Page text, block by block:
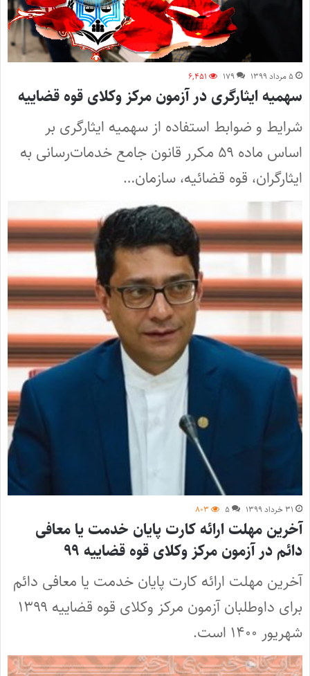
۵ مرداد ۱۳۹۹ ۱۷۹ ۶,۴۵۱
سهمیه ایثارگری در آزمون مرکز وکلای قوه قضاییه
شرایط و ضوابط استفاده از سهمیه ایثارگری بر
اساس ماده ۵۹ مکرر قانون جامع خدمات‌رسانی به
ایثارگران، قوه قضائیه، سازمان…
۳۱ خرداد ۱۳۹۹ ۵ ۸۰۳
آخرین مهلت ارائه کارت پایان خدمت یا معافی
دائم در آزمون مرکز وکلای قوه قضاییه ۹۹
آخرین مهلت ارائه کارت پایان خدمت یا معافی دائم
برای داوطلبان آزمون مرکز وکلای قوه قضاییه ۱۳۹۹
شهریور ۱۴۰۰ است.